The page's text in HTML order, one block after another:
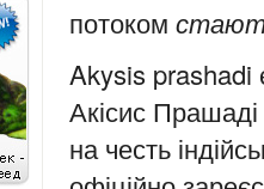
потоком
Akysis
Акісис
на честь